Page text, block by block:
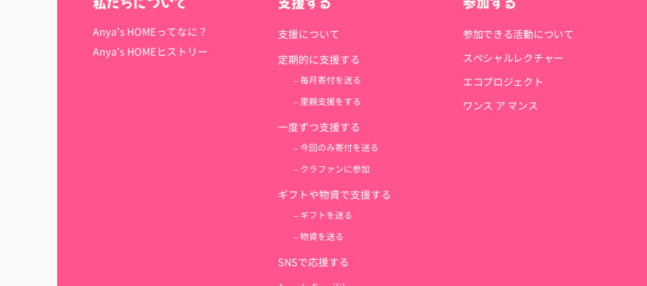
Anya’s HOMEってなに？
Anya’s HOMEヒストリー
支援について
定期的に支援する
– 毎月寄付を送る
– 里親支援をする
一度ずつ支援する
– 今回のみ寄付を送る
– クラファンに参加
ギフトや物資で支援する
– ギフトを送る
– 物資を送る
SNSで応援する
参加できる活動について
スペシャルレクチャー
エコプロジェクト
ワンス ア マンス